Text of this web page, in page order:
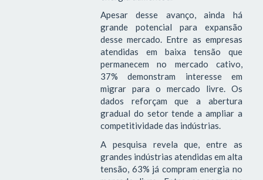
Apesar desse avanço, ainda há
grande potencial para expansão
desse mercado. Entre as empresas
atendidas em baixa tensão que
permanecem no mercado cativo,
37% demonstram interesse em
migrar para o mercado livre. Os
dados reforçam que a abertura
gradual do setor tende a ampliar a
competitividade das indústrias.
A pesquisa revela que, entre as
grandes indústrias atendidas em alta
tensão, 63% já compram energia no